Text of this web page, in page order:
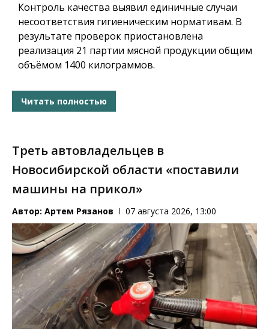
Контроль качества выявил единичные случаи
несоответствия гигиеническим нормативам. В
результате проверок приостановлена
реализация 21 партии мясной продукции общим
объёмом 1400 килограммов.
Читать полностью
Треть автовладельцев в
Новосибирской области «поставили
машины на прикол»
Автор: Артем Рязанов 07 августа 2026, 13:00